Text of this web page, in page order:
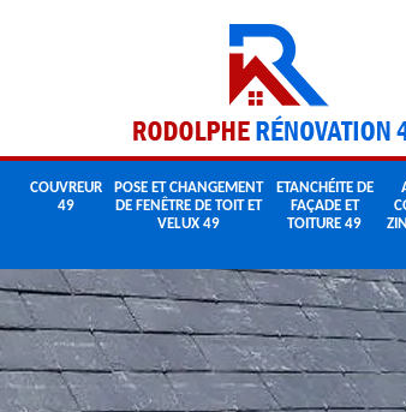
COUVREUR
49
POSE ET CHANGEMENT
DE FENÊTRE DE TOIT ET
VELUX 49
ETANCHÉITE DE
FAÇADE ET
TOITURE 49